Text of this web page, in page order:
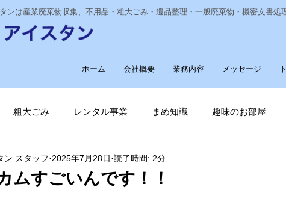
ンは産業廃棄物収集、不用品・粗大ごみ・遺品整理・一般廃棄物・機密文書処
ホーム 会社概要 業務内容 メッセージ
粗大ごみ レンタル事業 まめ知識 趣味のお部屋
策 経費削減 ナノゾーン
ムすごいんです！！
ン スタッフ 2025年7月28日 読了時間: 2分